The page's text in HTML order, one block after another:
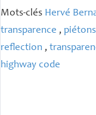
Mots-clés Hervé
transparence ,
reflection ,
highway code